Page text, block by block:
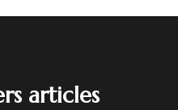
articles